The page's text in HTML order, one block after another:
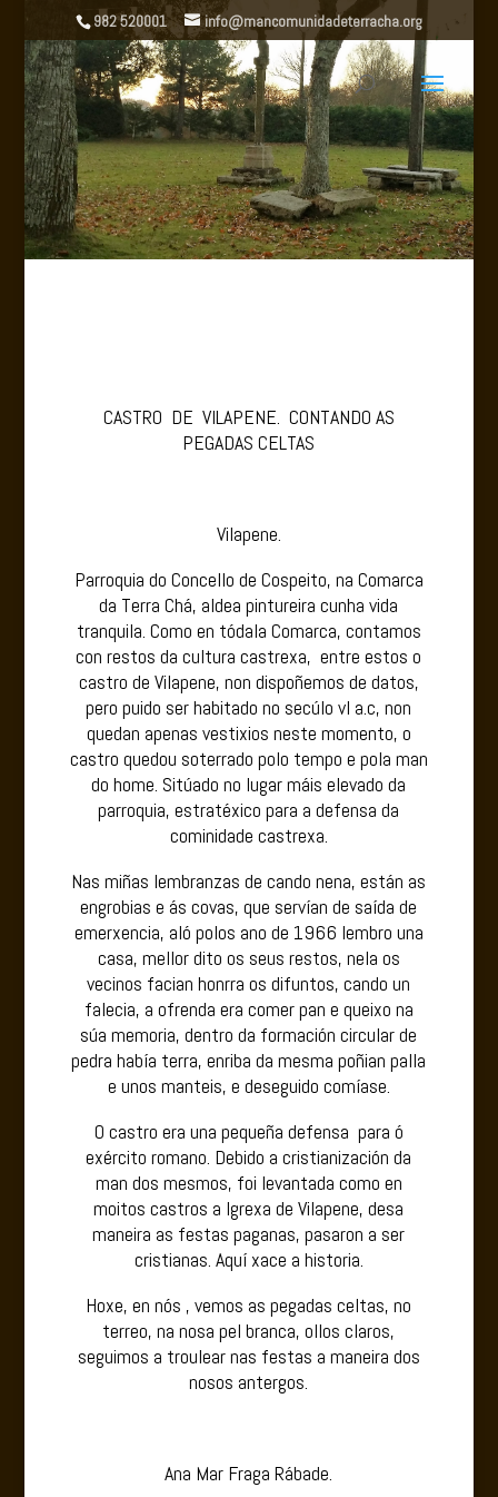
982 520001 info@mancomunidadeterracha.org
CASTRO DE VILAPENE. CONTANDO AS
PEGADAS CELTAS
Vilapene.
Parroquia do Concello de Cospeito, na Comarca
da Terra Chá, aldea pintureira cunha vida
tranquila. Como en tódala Comarca, contamos
con restos da cultura castrexa, entre estos o
castro de Vilapene, non dispoñemos de datos,
pero puido ser habitado no secúlo vI a.c, non
quedan apenas vestixios neste momento, o
castro quedou soterrado polo tempo e pola man
do home. Sitúado no lugar máis elevado da
parroquia, estratéxico para a defensa da
cominidade castrexa.
Nas miñas lembranzas de cando nena, están as
engrobias e ás covas, que servían de saída de
emerxencia, aló polos ano de 1966 lembro una
casa, mellor dito os seus restos, nela os
vecinos facian honrra os difuntos, cando un
falecia, a ofrenda era comer pan e queixo na
súa memoria, dentro da formación circular de
pedra había terra, enriba da mesma poñian palla
e unos manteis, e deseguido comíase.
O castro era una pequeña defensa para ó
exército romano. Debido a cristianización da
man dos mesmos, foi levantada como en
moitos castros a Igrexa de Vilapene, desa
maneira as festas paganas, pasaron a ser
cristianas. Aquí xace a historia.
Hoxe, en nós , vemos as pegadas celtas, no
terreo, na nosa pel branca, ollos claros,
seguimos a troulear nas festas a maneira dos
nosos antergos.
Ana Mar Fraga Rábade.